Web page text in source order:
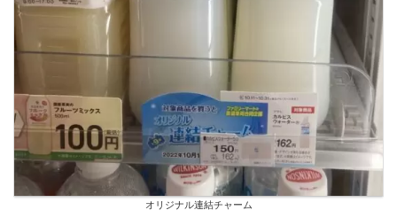
オリジナル連結チャーム